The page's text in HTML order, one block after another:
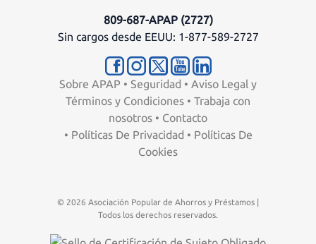
809-687-APAP (2727)
Sin cargos desde EEUU: 1-877-589-2727
Sobre APAP • Seguridad • Aviso Legal y
Términos y Condiciones • Trabaja con
nosotros • Contacto
• Políticas De Privacidad • Políticas De
Cookies
© 2026 Asociación Popular de Ahorros y Préstamos |
Todos los derechos reservados.